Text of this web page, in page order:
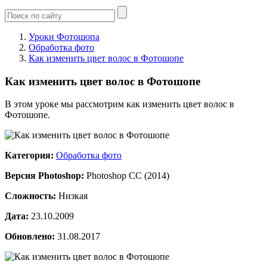
Уроки Фотошопа
Обработка фото
Как изменить цвет волос в Фотошопе
Как изменить цвет волос в Фотошопе
В этом уроке мы рассмотрим как изменить цвет волос в
Фотошопе.
Категория: Обработка фото
Версия Photoshop: Photoshop CC (2014)
Сложность: Низкая
Дата: 23.10.2009
Обновлено: 31.08.2017